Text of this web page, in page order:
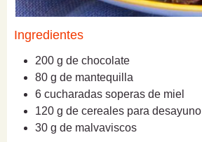
Ingredientes
200 g de chocolate
80 g de mantequilla
6 cucharadas soperas de miel
120 g de cereales para desayuno
30 g de malvaviscos